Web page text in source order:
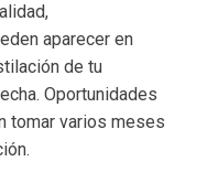
aparecer en
de tu
Oportunidades
tomar varios meses